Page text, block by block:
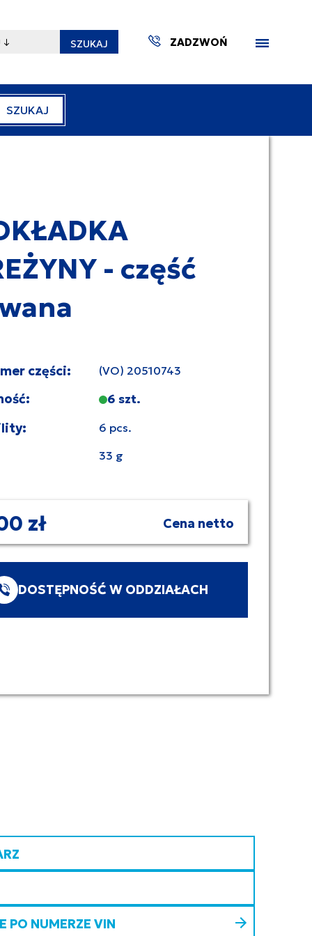
SZUKAJ ZADZWOŃ
SZUKAJ
- część
części: (VO) 20510743
6 szt.
6 pcs.
33 g
zł Cena netto
DOSTĘPNOŚĆ W ODDZIAŁACH
PO NUMERZE VIN